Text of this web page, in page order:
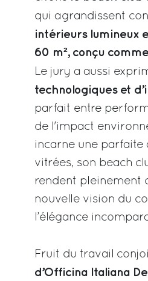
qui agrandissent
intérieurs lumineux
60 m², conçu
Le jury a aussi
technologiques et
parfait entre
de l'impact
incarne une parfaite
vitrées, son beach
rendent pleinement
nouvelle vision du
l’élégance
Fruit du travail
d’Officina Italiana